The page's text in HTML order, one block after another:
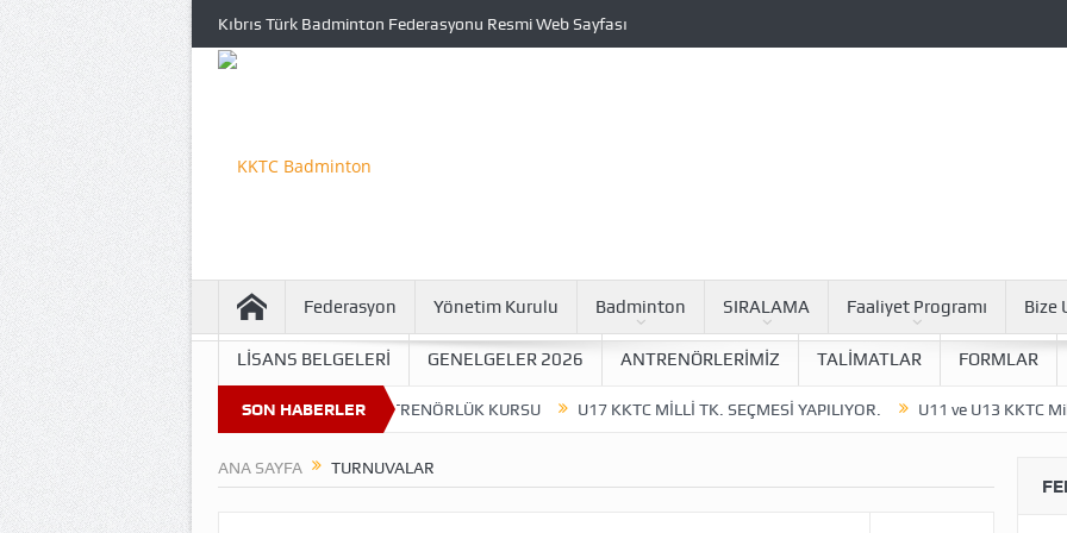
Kıbrıs Türk Badminton Federasyonu Resmi Web Sayfası
Federasyon Yönetim Kurulu Badminton SIRALAMA Faaliyet Programı Bize
LİSANS BELGELERİ GENELGELER 2026 ANTRENÖRLERİMİZ TALİMATLAR FORMLAR
SON HABERLER
MİLLİ TAKIM KAMPI… ANTRENÖRLÜK KURSU U17 KKTC MİLLİ TK. SEÇMESİ YAPILIYOR. U11 ve U13 KKTC Milli Tk.
ANA SAYFA TURNUVALAR